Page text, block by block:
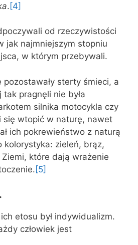
. [4]
od rzeczywistości
jak najmniejszym stopniu
w którym przebywali.
pozostawały sterty śmieci, a
tak pragnęli nie była
silnika motocykla czy
się wtopić w naturę, nawet
ich pokrewieństwo z naturą
kolorystyka: zieleń, brąz,
Ziemi, które dają wrażenie
[5]
etosu był indywidualizm.
człowiek jest